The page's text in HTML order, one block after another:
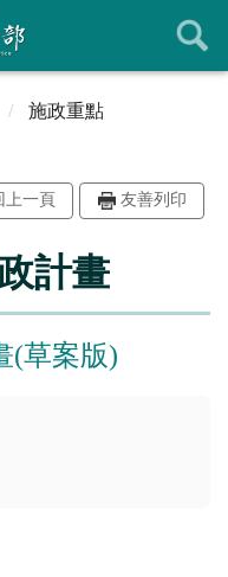
施政重點
上一頁 友善列印
計畫
(草案版)